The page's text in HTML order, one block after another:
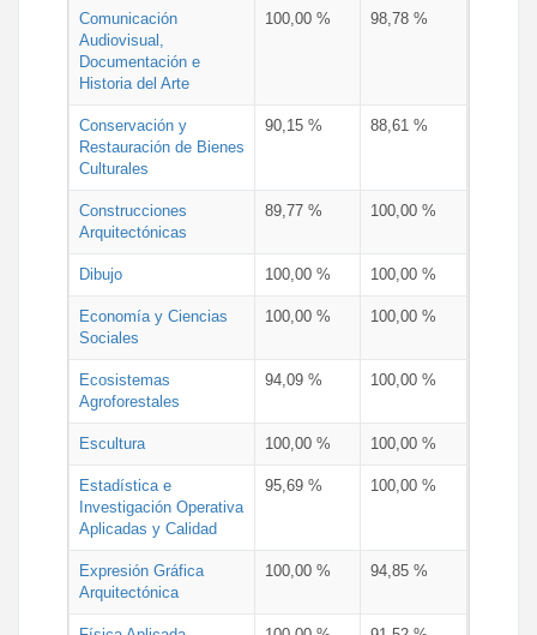
Comunicación
Audiovisual,
Documentación e
Historia del Arte
100,00 % 98,78 %
Conservación y
Restauración de Bienes
Culturales
90,15 % 88,61 %
Construcciones
Arquitectónicas
89,77 % 100,00 %
Dibujo 100,00 % 100,00 %
Economía y Ciencias
Sociales
100,00 % 100,00 %
Ecosistemas
Agroforestales
94,09 % 100,00 %
Escultura 100,00 % 100,00 %
Estadística e
Investigación Operativa
Aplicadas y Calidad
95,69 % 100,00 %
Expresión Gráfica
Arquitectónica
100,00 % 94,85 %